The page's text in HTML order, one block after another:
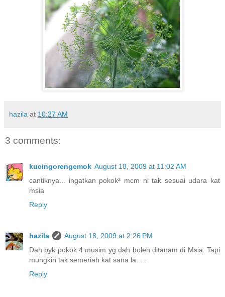
hazila at 10:27 AM
3 comments:
kucingorengemok August 18, 2009 at 11:02 AM
cantiknya... ingatkan pokok² mcm ni tak sesuai udara kat
msia
Reply
hazila
August 18, 2009 at 2:26 PM
Dah byk pokok 4 musim yg dah boleh ditanam di Msia. Tapi
mungkin tak semeriah kat sana la.....
Reply